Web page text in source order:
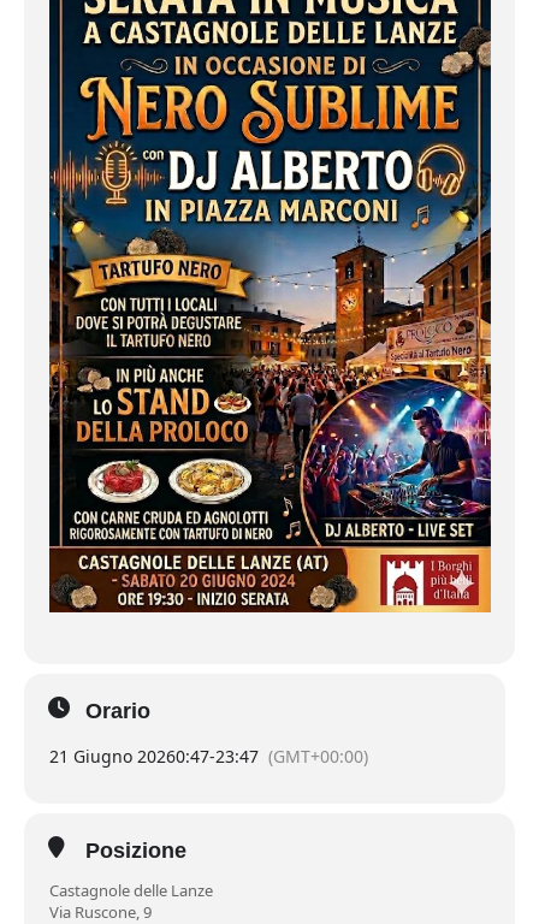
Orario
21 Giugno 20260:47-23:47 (GMT+00:00)
Posizione
Castagnole delle Lanze
Via Ruscone, 9